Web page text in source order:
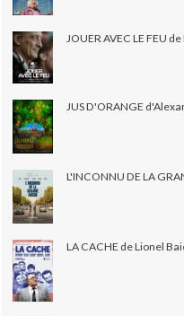
JOUER AVEC LE FEU
JUS D'ORANGE
L'INCONNU DE LA
LA CACHE de Lionel